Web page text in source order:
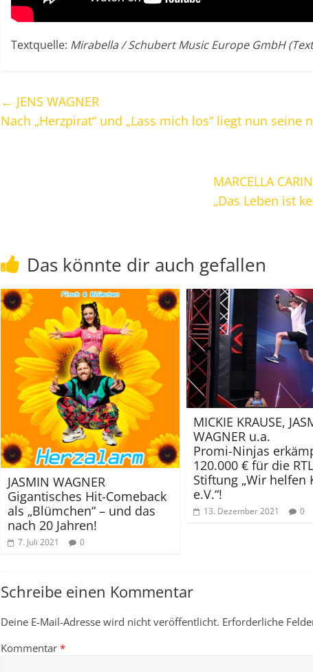
Textquelle: Mirabella / Schubert Music Europe GmbH
← JENS WAGNER
Nach „Herzpirat“ und „Lass mich los“ liegt nun seine
MARCELLA CARIN
„Das Leben ist
Das könnte dir auch gefallen
JASMIN WAGNER
Gigantisches Hit-Comeback
als „Blümchen“ – und das
nach 20 Jahren!
7. Juli 2021 0
MICKIE KRAUSE,
WAGNER u.a.
Promi-Ninjas
120.000 € für die
Stiftung „Wir helfen
e.V.“!
13. Dezember 2021 0
Schreibe einen Kommentar
Deine E-Mail-Adresse wird nicht veröffentlicht. Erforderliche
Kommentar *